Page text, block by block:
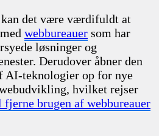
kan det være værdifuldt at
webbureauer som har
løsninger og
Derudover åbner den
AI-teknologier op for nye
hvilket rejser
brugen af webbureauer